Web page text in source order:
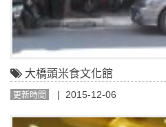
大橋頭米食文化館
更新時間 | 2015-12-06